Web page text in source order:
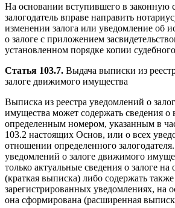
На основании вступившего в законную
залогодатель вправе направить
изменении залога или уведомление об
о залоге с приложением
установленном порядке копии
Статья 103.7. Выдача выписки из
залоге движимого имущества
Выписка из реестра уведомлений о
имущества может содержать сведения о
определенным номером, указанным в
103.2 настоящих Основ, или о всех
отношении определенного
уведомлений о залоге движимого
только актуальные сведения о залоге
(краткая выписка) либо содержать
зарегистрированных уведомлениях, на
она сформирована (расширенная